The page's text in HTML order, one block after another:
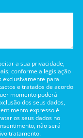
a sua privacidade,
conforme a legislação
exclusivamente para
e tratados de acordo
momento poderá
dos seus dados,
expresso é
os seus dados no
não será
tratamento.